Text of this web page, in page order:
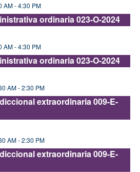
AM-4:30 PM
ordinaria 023-O-2024
AM-4:30 PM
ordinaria 023-O-2024
AM-2:30 PM
extraordinaria 009-E-
AM-2:30 PM
extraordinaria 009-E-